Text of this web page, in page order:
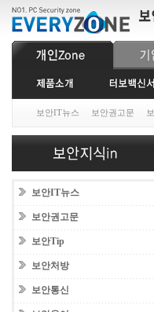
보안IT뉴스 보안권고문
보안IT뉴스
보안권고문
보안Tip
보안처방
보안통신